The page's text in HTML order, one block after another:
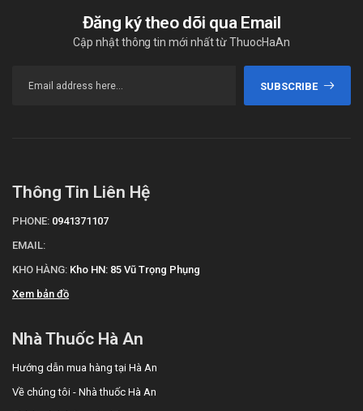
Đăng ký theo dõi qua Email
Cập nhật thông tin mới nhất từ ThuocHaAn
SUBSCRIBE
Thông Tin Liên Hệ
PHONE: 0941371107
EMAIL:
KHO HÀNG: Kho HN: 85 Vũ Trọng Phụng
Xem bản đồ
Nhà Thuốc Hà An
Hướng dẫn mua hàng tại Hà An
Về chúng tôi - Nhà thuốc Hà An